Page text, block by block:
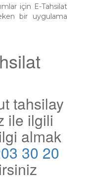
için E-Tahsilat
bir uygulama
tahsilay
ile ilgili
almak
30 20